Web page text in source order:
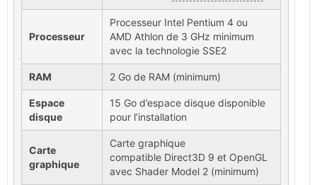
Processeur
Processeur Intel Pentium 4 ou
AMD Athlon de 3 GHz minimum
avec la technologie SSE2
RAM 2 Go de RAM (minimum)
Espace
disque
15 Go d’espace disque disponible
pour l’installation
Carte
graphique
Carte graphique
compatible Direct3D 9 et OpenGL
avec Shader Model 2 (minimum)